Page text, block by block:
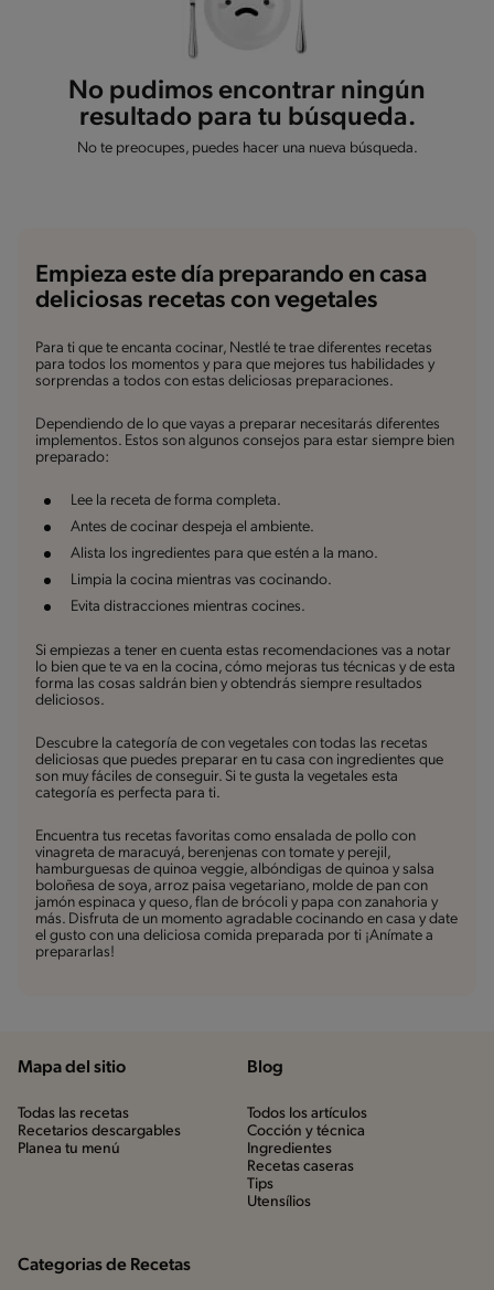
No pudimos encontrar ningún
resultado para tu búsqueda.
No te preocupes, puedes hacer una nueva búsqueda.
Empieza este día preparando en casa
deliciosas recetas con vegetales
Para ti que te encanta cocinar, Nestlé te trae diferentes recetas
para todos los momentos y para que mejores tus habilidades y
sorprendas a todos con estas deliciosas preparaciones.
Dependiendo de lo que vayas a preparar necesitarás diferentes
implementos. Estos son algunos consejos para estar siempre bien
preparado:
Lee la receta de forma completa.
Antes de cocinar despeja el ambiente.
Alista los ingredientes para que estén a la mano.
Limpia la cocina mientras vas cocinando.
Evita distracciones mientras cocines.
Si empiezas a tener en cuenta estas recomendaciones vas a notar
lo bien que te va en la cocina, cómo mejoras tus técnicas y de esta
forma las cosas saldrán bien y obtendrás siempre resultados
deliciosos.
Descubre la categoría de con vegetales con todas las recetas
deliciosas que puedes preparar en tu casa con ingredientes que
son muy fáciles de conseguir. Si te gusta la vegetales esta
categoría es perfecta para ti.
Encuentra tus recetas favoritas como ensalada de pollo con
vinagreta de maracuyá, berenjenas con tomate y perejil,
hamburguesas de quinoa veggie, albóndigas de quinoa y salsa
boloñesa de soya, arroz paisa vegetariano, molde de pan con
jamón espinaca y queso, flan de brócoli y papa con zanahoria y
más. Disfruta de un momento agradable cocinando en casa y date
el gusto con una deliciosa comida preparada por ti ¡Anímate a
prepararlas!
Mapa del sitio
Todas las recetas
Recetarios descargables
Planea tu menú
Blog
Todos los artículos
Cocción y técnica
Ingredientes
Recetas caseras
Tips
Utensílios
Categorias de Recetas